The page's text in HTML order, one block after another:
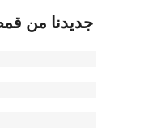
جديدنا من